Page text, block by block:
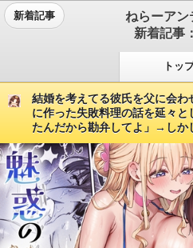
新着記事
ねらーアン
新着記事
トッ
結婚を考えてる彼氏を父に会
に作った失敗料理の話を延々
たんだから勘弁してよ」→し